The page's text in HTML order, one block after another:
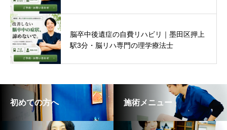
脳卒中後遺症の自費リハビリ｜墨田区押上
駅3分・脳リハ専門の理学療法士
初めての方へ 施術メニュー